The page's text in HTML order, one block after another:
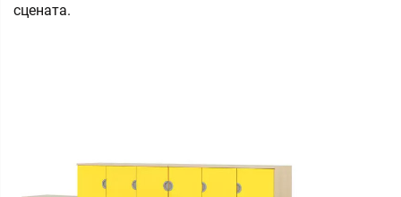
сцената.